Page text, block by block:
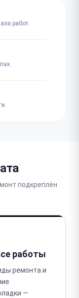
работ.
подкреплён
работы
ремонта и
—